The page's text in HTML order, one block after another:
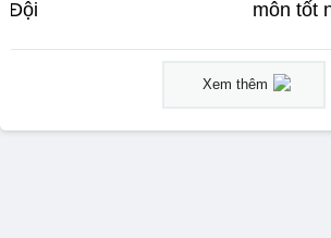
Đội
môn tốt
Xem thêm